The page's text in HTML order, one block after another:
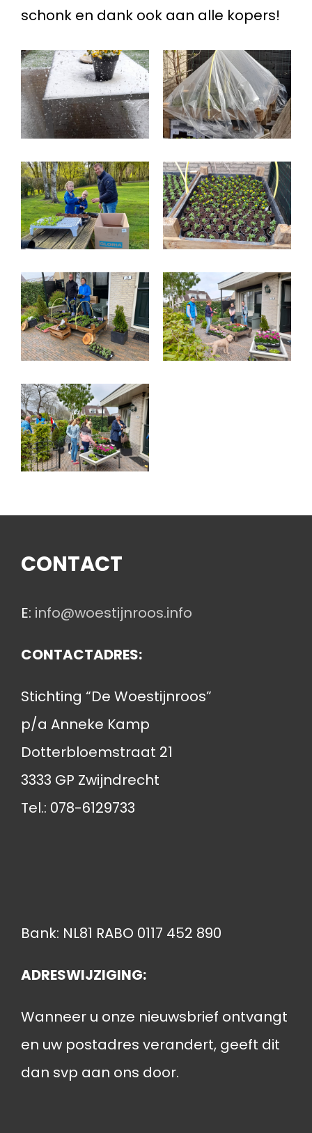
schonk en dank ook aan alle kopers!
CONTACT
E: info@woestijnroos.info
CONTACTADRES:
Stichting “De Woestijnroos”
p/a Anneke Kamp
Dotterbloemstraat 21
3333 GP Zwijndrecht
Tel.: 078-6129733
Bank: NL81 RABO 0117 452 890
ADRESWIJZIGING:
Wanneer u onze nieuwsbrief ontvangt
en uw postadres verandert, geeft dit
dan svp aan ons door.